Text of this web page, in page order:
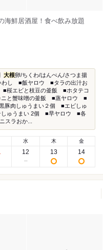
海鮮居酒屋！食べ飲み放題
大根卵/ちくわ/はんぺん/さつま揚
わし ■飯ヤロウ ■タラの出汁お
桜エビと枝豆の釜飯 ■ホタテコ
と蟹味噌の釜飯 ■蒸ヤロウ ■
豚肉しゅうまい２個 ■エビしゅ
しゅうまい 2個 ■早ヤロウ ■各
スラおか...
水
12
木
13
金
14